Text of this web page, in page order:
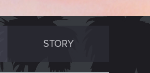
STORY